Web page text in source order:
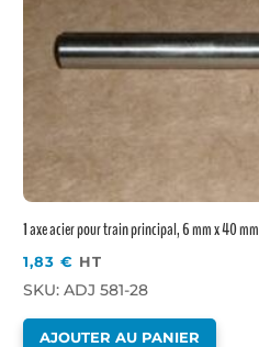
1 axe acier pour train principal, 6 mm x 40 mm
1,83€ HT
SKU: ADJ 581-28
AJOUTER AU PANIER